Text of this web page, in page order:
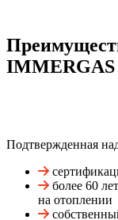
IMMERGAS
Подтвержденная
более 60
на отоплении